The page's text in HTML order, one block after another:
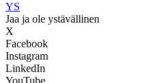
YS
Jaa ja ole ystävällinen
X
Facebook
Instagram
LinkedIn